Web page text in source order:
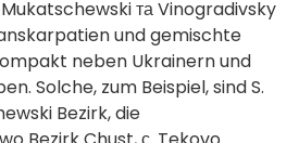
та Vinogradivsky
und gemischte
neben Ukrainern und
Solche, zum Beispiel, sind S.
Bezirk, die